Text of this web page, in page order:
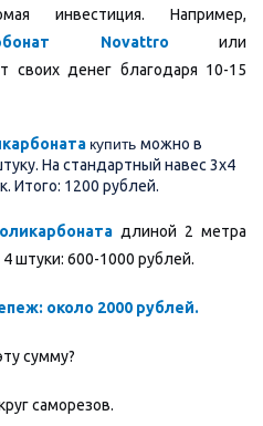
инвестиция. Например,
Novattro или
своих денег благодаря 10-15
купить можно в
На стандартный навес 3х4
Итого: 1200 рублей.
длиной 2 метра
штуки: 600-1000 рублей.
около 2000 рублей.
сумму?
саморезов.